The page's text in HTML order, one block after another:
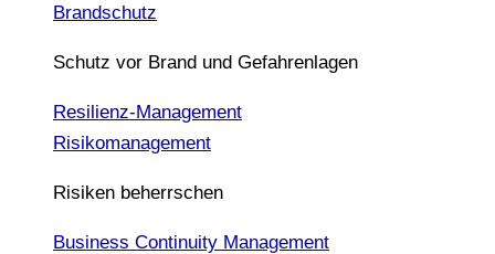
Brandschutz
Schutz vor Brand und Gefahrenlagen
Resilienz-Management
Risikomanagement
Risiken beherrschen
Business Continuity Management